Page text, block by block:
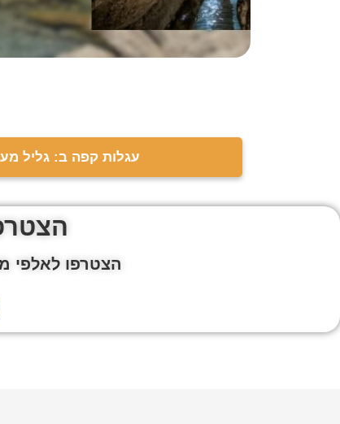
עגלות קפה ב: גליל
הצטרפו לאלפי